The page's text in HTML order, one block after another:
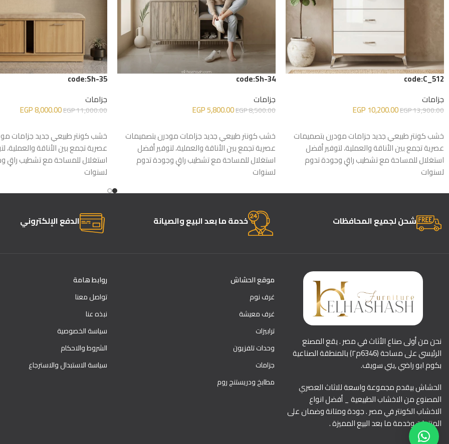
code:C_512
جزامات
EGP13,900.00
EGP10,200.00
خشب كونتر طبيعي جديد جزامات مودرن بتصميمات
عصرية تجمع بين الأناقة والعملية، لتوفير أفضل
استغلال للمساحة مع تشطيب راقٍ وجودة تدوم
لسنوات
code:Sh-34
جزامات
EGP8,500.00
EGP5,800.00
خشب كونتر طبيعي جديد جزامات مودرن بتصميمات
عصرية تجمع بين الأناقة والعملية، لتوفير أفضل
استغلال للمساحة مع تشطيب راقٍ وجودة تدوم
لسنوات
code:Sh-35
جزامات
EGP11,000.00
EGP8,000.00
خشب كونتر طبيعي جديد جزامات
عصرية تجمع بين الأناقة والعملية،
استغلال للمساحة مع تشطيب راقٍ
لسنوات
شحن لجميع المحافظات خدمة ما بعد البيع والصيانة الدفع الإلكتروني
نحن من أولى صناع الأثاث في مصر . يقع المصنع
الرئيسي على مساحة (6346م٢) بالمنطقة الصناعية
بكوم ابو راضي ,بني سويف.
الحشاش بيقدم مجموعة واسعة للاثاث العصري
المصنوع من الاخشاب الطبيعية _ أفضل انواع
الاخشاب الكونتر في مصر . جودة ومتانة وضمان على
المنتجات وخدمة ما بعد البيع المميزة .
موقع الحشاش
غرف نوم
غرف معيشة
ترابيزات
وحدات تلفزيون
جزامات
مطابخ ودريستنج روم
روابط هامة
تواصل معنا
نبذه عنا
سياسة الخصوصية
الشروط والاحكام
سياسة الاستبدال والاسترجاع